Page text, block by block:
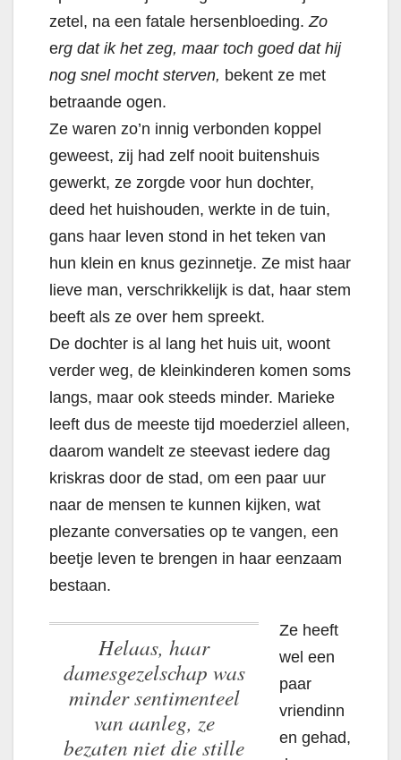
zetel, na een fatale hersenbloeding. Zo
erg dat ik het zeg, maar toch goed dat hij
nog snel mocht sterven, bekent ze met
betraande ogen.
Ze waren zo’n innig verbonden koppel
geweest, zij had zelf nooit buitenshuis
gewerkt, ze zorgde voor hun dochter,
deed het huishouden, werkte in de tuin,
gans haar leven stond in het teken van
hun klein en knus gezinnetje. Ze mist haar
lieve man, verschrikkelijk is dat, haar stem
beeft als ze over hem spreekt.
De dochter is al lang het huis uit, woont
verder weg, de kleinkinderen komen soms
langs, maar ook steeds minder. Marieke
leeft dus de meeste tijd moederziel alleen,
daarom wandelt ze steevast iedere dag
kriskras door de stad, om een paar uur
naar de mensen te kunnen kijken, wat
plezante conversaties op te vangen, een
beetje leven te brengen in haar eenzaam
bestaan.
Helaas, haar
damesgezelschap was
minder sentimenteel
van aanleg, ze
bezaten niet die stille
Ze heeft
wel een
paar
vriendinn
en gehad,